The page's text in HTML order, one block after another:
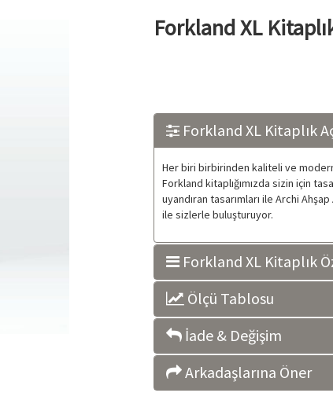
Forkland XL
Forkland XL Kitaplık
Her biri birbirinden kaliteli ve
Forkland kitaplığımızda sizin için
uyandıran tasarımları ile Archi
ile sizlerle buluşturuyor.
Forkland XL Kitaplık
Ölçü Tablosu
İade & Değişim
Arkadaşlarına Öner